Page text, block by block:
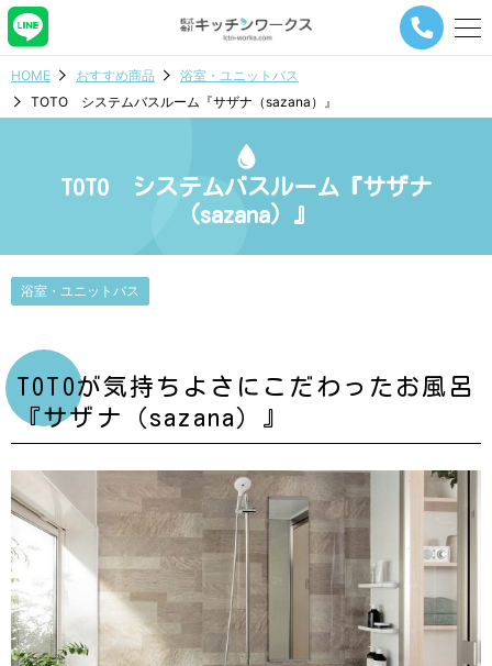
メ
ナ
ボ
HOME おすすめ商品
浴室・ユニットバス
TOTO システムバスルーム『サザナ（sazana）』
TOTO システムバスルーム『サザナ
（sazana）』
浴室・ユニットバス
TOTOが気持ちよさにこだわったお風呂
『サザナ（sazana）』